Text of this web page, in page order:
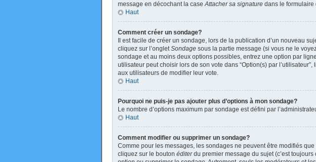
message en décochant la caseAttacher sa signature dans le formulaire
Haut
Comment créer un sondage?
Il est facile de créer un sondage, lors de la publication d’un nouveau
cliquez sur l’ongletSondage sous la partie message (si vous ne le
sondage et au moins deux options possibles, entrez une option par
utilisateur peut choisir lors de son vote dans “Option(s) par
aux utilisateurs de modifier leur vote.
Haut
Pourquoi ne puis-je pas ajouter plus d’options à mon sondage?
Le nombre d’options maximum par sondage est défini par
Haut
Comment modifier ou supprimer un sondage?
Comme pour les messages, les sondages ne peuvent être modifiés
cliquez sur le bouton éditerdu premier message du sujet (c’est